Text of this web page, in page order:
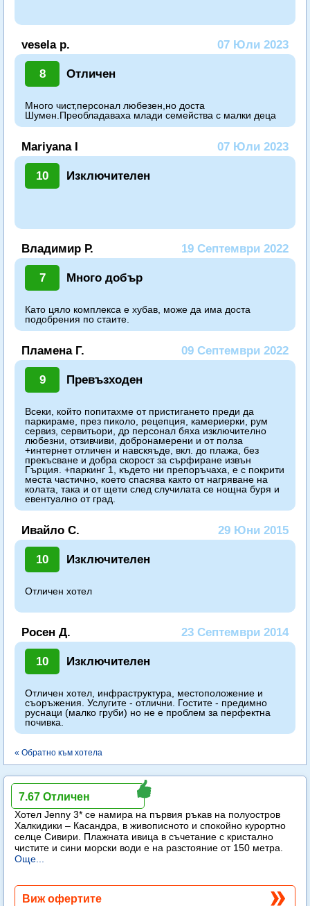
vesela p. 07 Юли 2023
8 Отличен
Много чист,персонал любезен,но доста
Шумен.Преобладаваха млади семейства с малки деца
Mariyana I 07 Юли 2023
10 Изключителен
Владимир Р. 19 Септември 2022
7 Много добър
Като цяло комплекса е хубав, може да има доста
подобрения по стаите.
Пламена Г. 09 Септември 2022
9 Превъзходен
Всеки, който попитахме от пристигането преди да
паркираме, през пиколо, рецепция, камериерки, рум
сервиз, сервитьори, др персонал бяха изключително
любезни, отзивчиви, добронамерени и от полза
+интернет отличен и навскяъде, вкл. до плажа, без
прекъсване и добра скорост за сърфиране извън
Гърция. +паркинг 1, където ни препоръчаха, е с покрити
места частично, което спасява както от нагряване на
колата, така и от щети след случилата се нощна буря и
евентуално от град.
Ивайло С. 29 Юни 2015
10 Изключителен
Отличен хотел
Росен Д. 23 Септември 2014
10 Изключителен
Отличен хотел, инфраструктура, местоположение и
съоръжения. Услугите - отлични. Гостите - предимно
руснаци (малко груби) но не е проблем за перфектна
почивка.
« Обратно към хотела
Jenny
Хотел Jenny 3* се намира на първия ръкав на полуостров
Халкидики – Касандра, в живописното и спокойно курортно
селце Сивири. Плажната ивица в съчетание с кристално
чистите и сини морски води е на разстояние от 150 метра.
Още...
7.67 Отличен
Виж офертите